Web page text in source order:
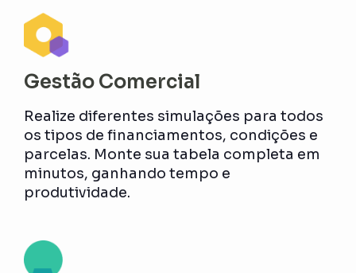
Gestão Comercial
Realize diferentes simulações para todos
os tipos de financiamentos, condições e
parcelas. Monte sua tabela completa em
minutos, ganhando tempo e
produtividade.